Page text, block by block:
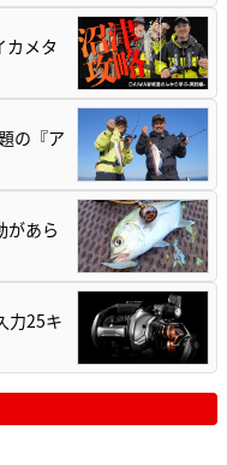
カメタ
の『ア
があら
力25キ